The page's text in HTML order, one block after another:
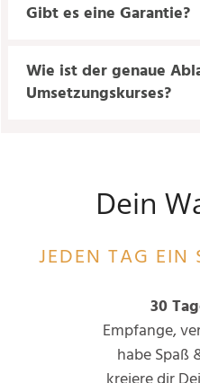
Gibt es eine Garantie?
Wie ist der genaue
Umsetzungskurses?
Dein
JEDEN TAG EIN
30
Empfange,
habe Spaß